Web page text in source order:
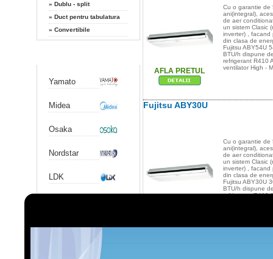
» Dublu - split
» Duct pentru tabulatura
» Convertibile
Yamato
Midea
Osaka
Nordstar
LDK
AFLA PRETUL
Cu o garantie de
ani(integral),
de aer
un sistem Clasic
inverter) , facand
din clasa de
Fujitsu ABY54U
BTU/h dispune
refrigerant R410
ventilator High -
Fujitsu ABY30U
Cu o garantie de
ani(integral),
de aer
un sistem Clasic
inverter) , facand
din clasa de
Fujitsu ABY30U
BTU/h dispune
refrigerant R410